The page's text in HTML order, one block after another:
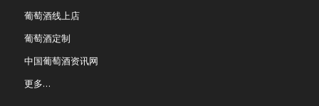
葡萄酒线上店
葡萄酒定制
中国葡萄酒资讯网
更多…